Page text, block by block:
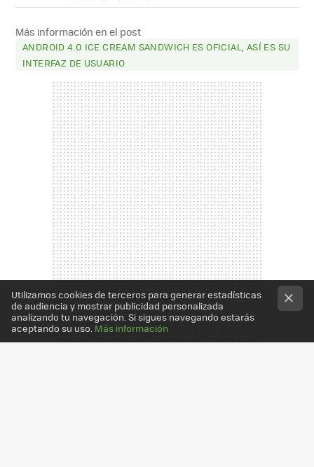
FACEBOOK
X
E-
MAIL
Más información en el post
ANDROID 4.0 ICE CREAM SANDWICH ES OFICIAL, ASÍ ES SU
INTERFAZ DE USUARIO
Utilizamos cookies de terceros para generar estadísticas
de audiencia y mostrar publicidad personalizada
analizando tu navegación. Si sigues navegando estarás
aceptando su uso. Más información